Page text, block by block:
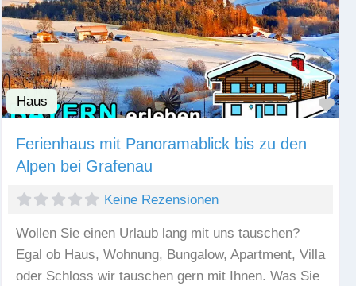
Haus
Ferienhaus mit Panoramablick bis zu den
Alpen bei Grafenau
Keine Rezensionen
Wollen Sie einen Urlaub lang mit uns tauschen?
Egal ob Haus, Wohnung, Bungalow, Apartment, Villa
oder Schloss wir tauschen gern mit Ihnen. Was Sie